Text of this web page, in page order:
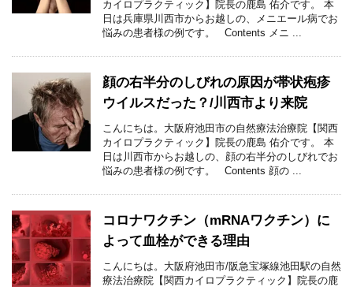
カイロプラクティック】院長の鹿島 佑介です。 本
日は兵庫県川西市からお越しの、メニエール病でお
悩みの患者様の例です。 Contents メニ ...
顔の右半分のしびれの原因が帯状疱疹
ウイルスだった？/川西市より来院
こんにちは。大阪府池田市の自然療法治療院【関西
カイロプラクティック】院長の鹿島 佑介です。 本
日は川西市からお越しの、顔の右半分のしびれでお
悩みの患者様の例です。 Contents 顔の ...
コロナワクチン（mRNAワクチン）に
よって血栓ができる理由
こんにちは。大阪府池田市/阪急宝塚線池田駅の自然
療法治療院【関西カイロプラクティック】院長の鹿